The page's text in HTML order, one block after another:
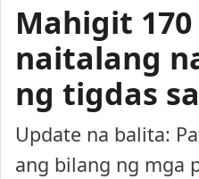
Mahigit
naitalang
ng tigdas
Update na balita:
ang bilang ng mga